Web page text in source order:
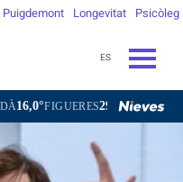
Puigdemont Longevitat Psicòleg
ES
29,2°GANDESA27,9°